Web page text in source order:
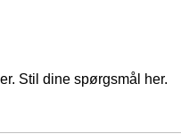
Stil dine spørgsmål her.